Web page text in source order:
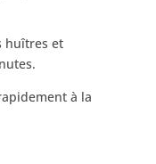
huîtres et
à la